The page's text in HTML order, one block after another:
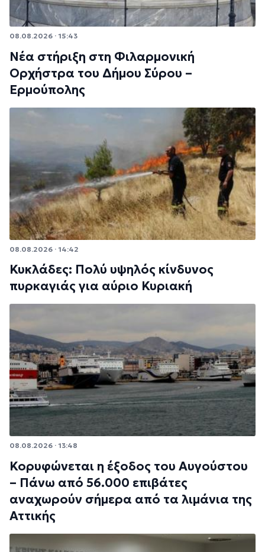
08.08.2026 · 15:43
Νέα στήριξη στη Φιλαρμονική
Ορχήστρα του Δήμου Σύρου –
Ερμούπολης
08.08.2026 · 14:42
Κυκλάδες: Πολύ υψηλός κίνδυνος
πυρκαγιάς για αύριο Κυριακή
08.08.2026 · 13:48
Κορυφώνεται η έξοδος του Αυγούστου
– Πάνω από 56.000 επιβάτες
αναχωρούν σήμερα από τα λιμάνια της
Αττικής